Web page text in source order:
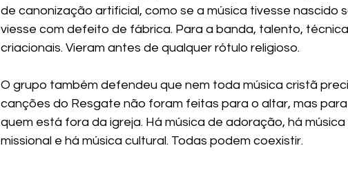
de canonização artificial, como se a música tivesse nascido
viesse com defeito de fábrica. Para a banda, talento,
criacionais. Vieram antes de qualquer rótulo religioso.
O grupo também defendeu que nem toda música cristã
canções do Resgate não foram feitas para o altar, mas
quem está fora da igreja. Há música de adoração, há
missional e há música cultural. Todas podem coexistir.